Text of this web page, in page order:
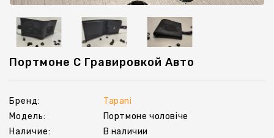
Портмоне С Гравировкой Авто
Бренд:
Tapani
Модель:
Портмоне чоловіче
Наличие:
В наличии